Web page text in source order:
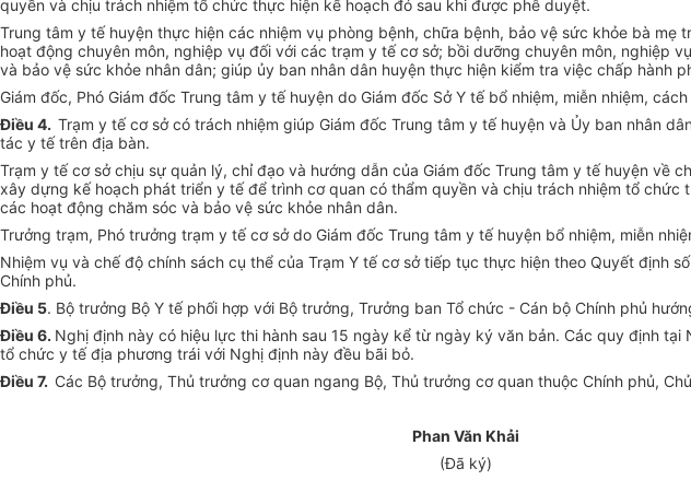
quyền và chịu trách nhiệm tổ chức thực hiện kế hoạch đó sau khi được phê duyệt.
Trung tâm y tế huyện thực hiện các nhiệm vụ phòng bệnh, chữa bệnh, bảo vệ sức khỏe bà
hoạt động chuyên môn, nghiệp vụ đối với các trạm y tế cơ sở; bồi dưỡng chuyên môn, nghiệp
và bảo vệ sức khỏe nhân dân; giúp ủy ban nhân dân huyện thực hiện kiểm tra việc chấp
Giám đốc, Phó Giám đốc Trung tâm y tế huyện do Giám đốc Sở Y tế bổ nhiệm, miễn nhiệm,
Điều 4. Trạm y tế cơ sở có trách nhiệm giúp Giám đốc Trung tâm y tế huyện và Ủy ban nhân
tác y tế trên địa bàn.
Trạm y tế cơ sở chịu sự quản lý, chỉ đạo và hướng dẫn của Giám đốc Trung tâm y tế huyện về
xây dựng kế hoạch phát triển y tế để trình cơ quan có thẩm quyền và chịu trách nhiệm tổ
các hoạt động chăm sóc và bảo vệ sức khỏe nhân dân.
Trưởng trạm, Phó trưởng trạm y tế cơ sở do Giám đốc Trung tâm y tế huyện bổ nhiệm, miễn
Nhiệm vụ và chế độ chính sách cụ thể của Trạm Y tế cơ sở tiếp tục thực hiện theo Quyết
Chính phủ.
Điều 5. Bộ trưởng Bộ Y tế phối hợp với Bộ trưởng, Trưởng ban Tổ chức - Cán bộ Chính phủ
Điều 6. Nghị định này có hiệu lực thi hành sau 15 ngày kể từ ngày ký văn bản. Các quy định
tổ chức y tế địa phương trái với Nghị định này đều bãi bỏ.
Điều 7. Các Bộ trưởng, Thủ trưởng cơ quan ngang Bộ, Thủ trưởng cơ quan thuộc Chính phủ,
Phan Văn Khải
(Đã ký)